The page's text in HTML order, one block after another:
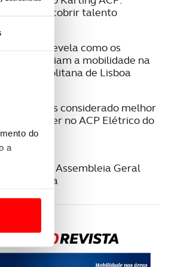
do
a
e descobrir talento
2026
ACP revela como os
avaliam a mobilidade na
Metropolitana de Lisboa
2026
Compass considerado melhor
Crossover no ACP Elétrico do
2026
Assembleia Geral